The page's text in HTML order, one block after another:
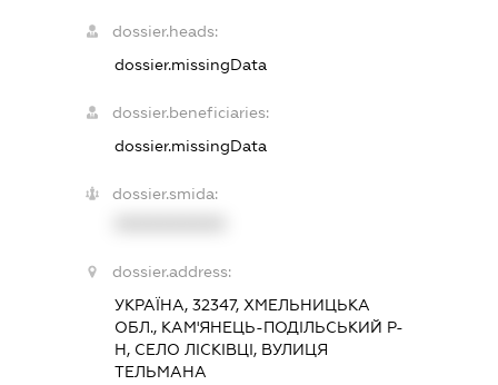
dossier.heads:
dossier.missingData
dossier.beneficiaries:
dossier.missingData
dossier.smida:
dossier.address:
УКРАЇНА, 32347, ХМЕЛЬНИЦЬКА
ОБЛ., КАМ'ЯНЕЦЬ-ПОДІЛЬСЬКИЙ Р-
Н, СЕЛО ЛІСКІВЦІ, ВУЛИЦЯ
ТЕЛЬМАНА